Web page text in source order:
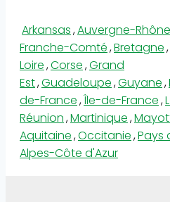
Arkansas,Auvergne-
Franche-Comté,Bretagne,
Loire,Corse,Grand
Est,Guadeloupe,Guyane,
de-France,Île-de-France,
Réunion,Martinique,
Aquitaine,Occitanie,Pays
Alpes-Côte d'Azur